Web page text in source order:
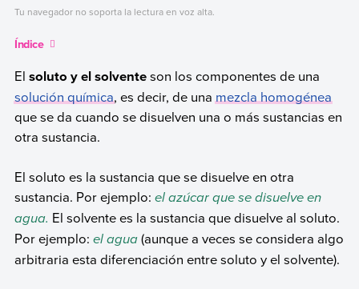
Tu navegador no soporta la lectura en voz alta.
Índice
El soluto y el solventeson los componentes de una
solución química, es decir, de unamezcla homogénea
que se da cuando se disuelven una o más sustancias en
otra sustancia.
El soluto es la sustancia que se disuelve en otra
sustancia. Por ejemplo: el azúcar que se disuelve en
agua. El solvente es la sustancia que disuelve al soluto.
Por ejemplo: el agua(aunque a veces se considera algo
arbitraria esta diferenciación entre soluto y el solvente).